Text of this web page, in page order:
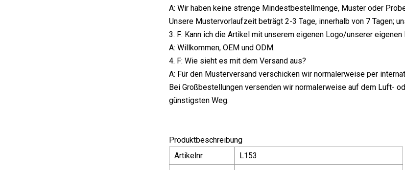
A: Wir haben keine strenge Mindestbestellmenge, Muster oder
Unsere Mustervorlaufzeit beträgt 2-3 Tage, innerhalb von 7 Tagen;
3. F: Kann ich die Artikel mit unserem eigenen Logo/unserer eigenen
A: Willkommen, OEM und ODM.
4. F: Wie sieht es mit dem Versand aus?
A: Für den Musterversand verschicken wir normalerweise per
Bei Großbestellungen versenden wir normalerweise auf dem Luft-
günstigsten Weg.
Produktbeschreibung
Artikelnr.
L153